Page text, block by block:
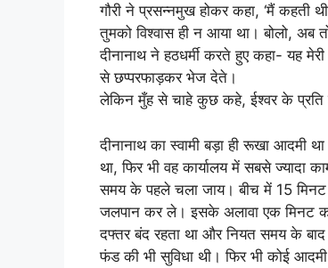
गौरी ने प्रसन्नमुख होकर कहा, ‘मैं कहती
तुमको विश्वास ही न आया था। बोलो, अब
दीनानाथ ने हठधर्मी करते हुए कहा- यह
से छप्परफाड़कर भेज देते।
लेकिन मुँह से चाहे कुछ कहे, ईश्वर के प्रति
दीनानाथ का स्वामी बड़ा ही रूखा
था, फिर भी वह कार्यालय में सबसे
समय के पहले चला जाय। बीच में 15 मिनट
जलपान कर ले। इसके अलावा एक मिनट
दफ्तर बंद रहता था और नियत समय के बाद
फंड की भी सुविधा थी। फिर भी कोई